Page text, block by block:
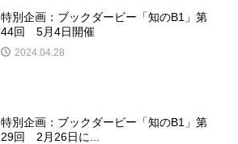
特別企画：ブックダービー「知のB1」第
44回 5月4日開催
2024.04.28
特別企画：ブックダービー「知のB1」第
29回 2月26日に...